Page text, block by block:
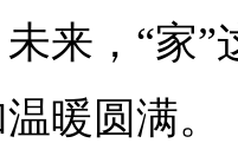
来，“家
暖圆满。